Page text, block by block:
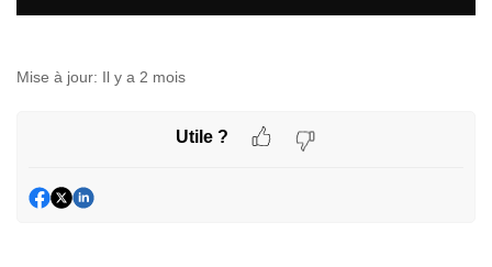
Mise à jour: Il y a 2 mois
Utile ?